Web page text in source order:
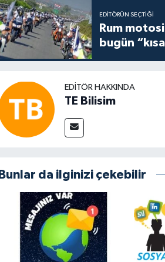
EDITÖRÜN SEÇTIĞI
Rum
bugün
EDITÖR HAKKINDA
TE Bilisim
Bunlar da ilginizi çekebilir